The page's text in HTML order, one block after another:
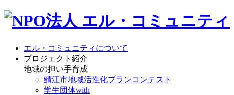
エル・コミュニティについて
プロジェクト紹介
地域の担い手育成
鯖江市地域活性化プランコンテスト
学生団体with